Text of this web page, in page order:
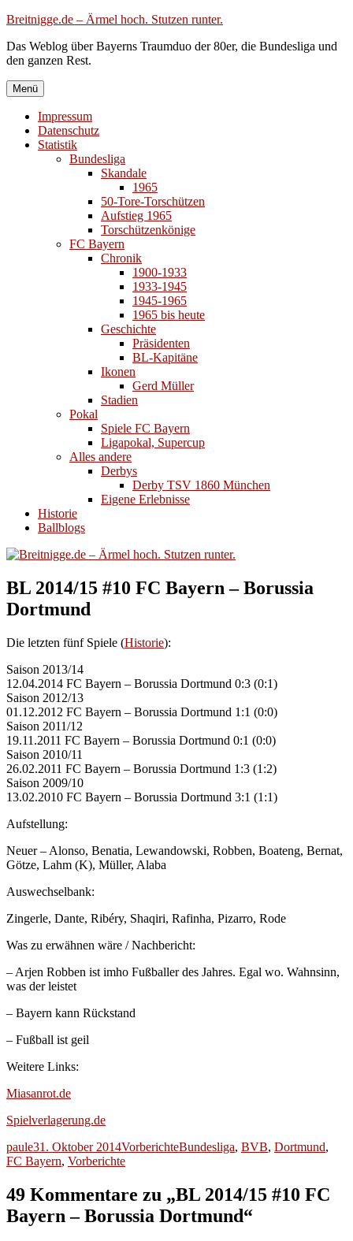
Zum
springen
Breitnigge.de – Ärmel hoch. Stutzen runter.
Das Weblog über Bayerns Traumduo der 80er, die Bundesliga und
den ganzen Rest.
Menü
Impressum
Datenschutz
Statistik
Bundesliga
Skandale
1965
50-Tore-Torschützen
Aufstieg 1965
Torschützenkönige
FC Bayern
Chronik
1900-1933
1933-1945
1945-1965
1965 bis heute
Geschichte
Präsidenten
BL-Kapitäne
Ikonen
Gerd Müller
Stadien
Pokal
Spiele FC Bayern
Ligapokal, Supercup
Alles andere
Derbys
Derby TSV 1860 München
Eigene Erlebnisse
Historie
Ballblogs
BL 2014/15 #10 FC Bayern – Borussia
Dortmund
Die letzten fünf Spiele (Historie):
Saison 2013/14
12.04.2014 FC Bayern – Borussia Dortmund 0:3 (0:1)
Saison 2012/13
01.12.2012 FC Bayern – Borussia Dortmund 1:1 (0:0)
Saison 2011/12
19.11.2011 FC Bayern – Borussia Dortmund 0:1 (0:0)
Saison 2010/11
26.02.2011 FC Bayern – Borussia Dortmund 1:3 (1:2)
Saison 2009/10
13.02.2010 FC Bayern – Borussia Dortmund 3:1 (1:1)
Aufstellung:
Neuer – Alonso, Benatia, Lewandowski, Robben, Boateng, Bernat,
Götze, Lahm (K), Müller, Alaba
Auswechselbank:
Zingerle, Dante, Ribéry, Shaqiri, Rafinha, Pizarro, Rode
Was zu erwähnen wäre / Nachbericht:
– Arjen Robben ist imho Fußballer des Jahres. Egal wo. Wahnsinn,
was der leistet
– Bayern kann Rückstand
– Fußball ist geil
Weitere Links:
Miasanrot.de
Spielverlagerung.de
Autor
pauleVeröffentlicht
am
31. Oktober 2014Kategorien
VorberichteSchlagwörter
Bundesliga, BVB, Dortmund,
FC Bayern, Vorberichte
49 Kommentare zu „BL 2014/15 #10 FC
Bayern – Borussia Dortmund“